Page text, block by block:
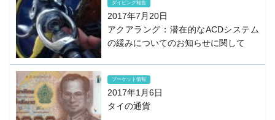
ダイビング報告
2017年7月20日
アクアラング：潜在的なACDシステム
の緩みについてのお知らせに関して
プーケット情報
2017年1月6日
タイの通貨